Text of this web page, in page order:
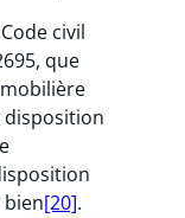
civil
que
disposition
[20].